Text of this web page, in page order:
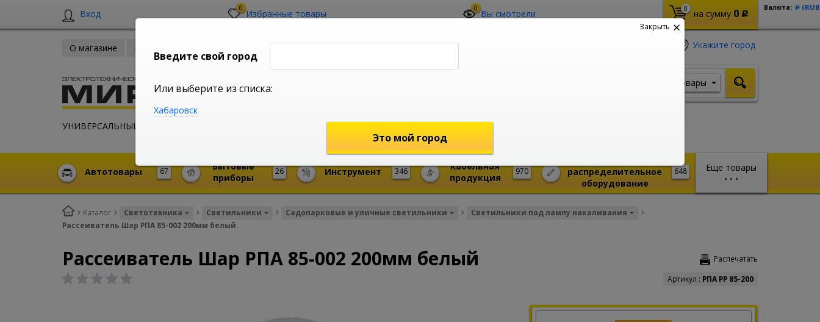
Вход 0 Избранные товары 0 Вы смотрели 0 на сумму 0 Р
Валюта: Р
О магазине
УНИВЕРСАЛЬНЫЙ ИНТЕРНЕТ МАГАЗИН
Укажите город
shop@mireks.ru
Товары
Еще товары
• • •
67
Автотовары 26
Бытовые
приборы
346
Инструмент 970
Кабельная
продукция
648
распределительное
оборудование
Каталог Светотехника Светильники Садопарковые и уличные светильники
Светильники под лампу накаливания
Рассеиватель Шар РПА 85-002 200мм белый
Распечатать
Рассеиватель Шар РПА 85-002 200мм белый
Артикул : РПА РР 85-200
Закрыть
Введите свой город
Или выберите из списка:
Хабаровск
Это мой город